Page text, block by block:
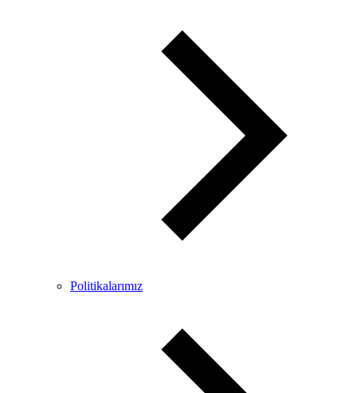
Politikalarımız